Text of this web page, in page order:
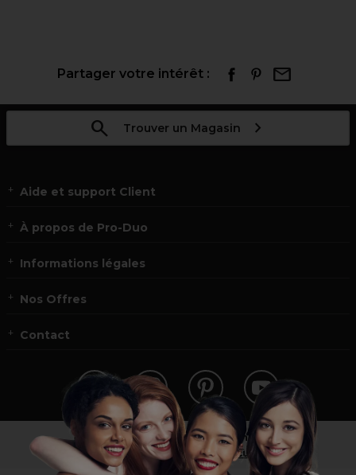
Partager votre intérêt :
Trouver un Magasin
Aide et support Client
À propos de Pro-Duo
Informations légales
Nos Offres
Contact
Vous n’êtes pas un professionnel ?
Visitez notre site pour les particuliers!